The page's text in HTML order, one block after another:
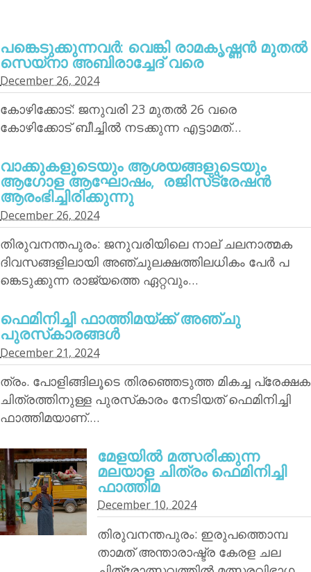
പങ്കെടുക്കുന്നവര്‍: വെങ്കി രാമകൃഷ്ണന്‍ മുതല്‍
സെയ്‌നാ അബിരാച്ചേദ് വരെ
December 26, 2024
കോഴിക്കോട്: ജനുവരി 23 മുതല്‍ 26 വരെ
കോഴിക്കോട് ബീച്ചില്‍ നടക്കുന്ന എട്ടാമത്…
വാക്കുകളുടെയും ആശയങ്ങളുടെയും
ആഗോള ആഘോഷം, രജിസ്‌ട്രേഷന്‍
ആരംഭിച്ചിരിക്കുന്നു
December 26, 2024
തിരുവനന്തപുരം: ജനുവരിയിലെ നാല് ചലനാത്മക
ദിവസങ്ങളിലായി അഞ്ചുലക്ഷത്തിലധികം പേര്‍ പ
ങ്കെടുക്കുന്ന രാജ്യത്തെ ഏറ്റവും…
ഫെമിനിച്ചി ഫാത്തിമയ്ക്ക് അഞ്ചു
പുരസ്‌കാരങ്ങള്‍
December 21, 2024
ത്രം. പോളിങ്ങിലൂടെ തിരഞ്ഞെടുത്ത മികച്ച പ്രേക്ഷക
ചിത്രത്തിനുള്ള പുരസ്‌കാരം നേടിയത് ഫെമിനിച്ചി
ഫാത്തിമയാണ്.…
മേളയില്‍ മത്സരിക്കുന്ന
മലയാള ചിത്രം ഫെമിനിച്ചി
ഫാത്തിമ
December 10, 2024
തിരുവനന്തപുരം: ഇരുപത്തൊമ്പ
താമത് അന്താരാഷ്ട്ര കേരള ചല